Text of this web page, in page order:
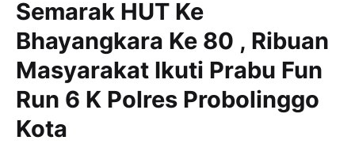
Semarak HUT Ke
Bhayangkara Ke 80 , Ribuan
Masyarakat Ikuti Prabu Fun
Run 6 K Polres Probolinggo
Kota